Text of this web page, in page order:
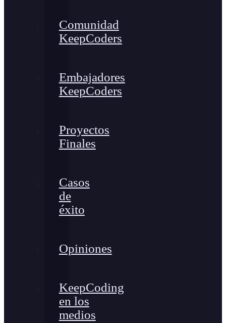
Comunidad
KeepCoders
Embajadores
KeepCoders
Proyectos
Finales
Casos
de
éxito
Opiniones
KeepCoding
en los
medios